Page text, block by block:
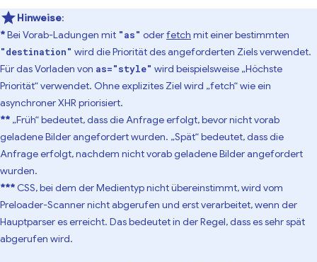
Hinweise:
*Bei Vorab-Ladungen mit "as" oderfetch mit einer bestimmten
"destination" wird die Priorität des angeforderten Ziels verwendet.
Für das Vorladen von as="style" wird beispielsweise „Höchste
Priorität“ verwendet. Ohne explizites Ziel wird „fetch“ wie ein
asynchroner XHR priorisiert.
** „Früh“ bedeutet, dass die Anfrage erfolgt, bevor nicht vorab
geladene Bilder angefordert wurden. „Spät“ bedeutet, dass die
Anfrage erfolgt, nachdem nicht vorab geladene Bilder angefordert
wurden.
*** CSS, bei dem der Medientyp nicht übereinstimmt, wird vom
Preloader-Scanner nicht abgerufen und erst verarbeitet, wenn der
Hauptparser es erreicht. Das bedeutet in der Regel, dass es sehr spät
abgerufen wird.